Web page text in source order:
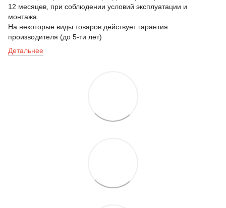
12 месяцев, при соблюдении условий эксплуатации и
монтажа.
На некоторые виды товаров действует гарантия
производителя (до 5-ти лет)
Детальнее